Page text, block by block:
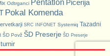
Odtrganci Pentatlon Picerija
Pokal Komenda
SRC INFONET Systemiq Tazadni
ŠD Povž ŠD Preserje ŠD Preserje